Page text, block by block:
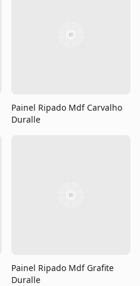
Painel Ripado Mdf Carvalho
Duralle
Painel Ripado Mdf Grafite
Duralle